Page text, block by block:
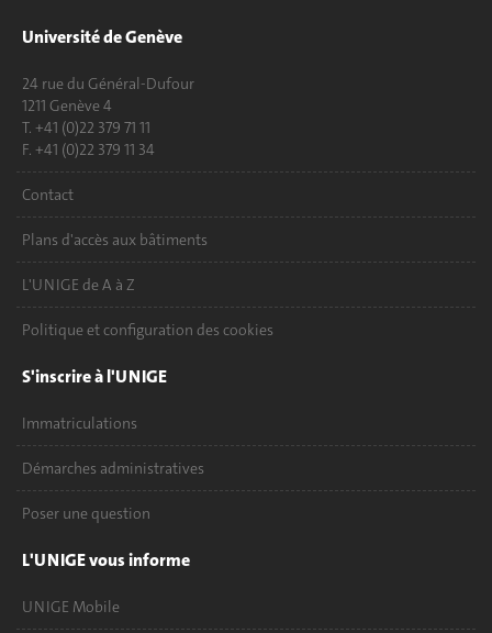
Université de Genève
24 rue du Général-Dufour
1211 Genève 4
T. +41 (0)22 379 71 11
F. +41 (0)22 379 11 34
Contact
Plans d'accès aux bâtiments
L'UNIGE de A à Z
Politique et configuration des cookies
S'inscrire à l'UNIGE
Immatriculations
Démarches administratives
Poser une question
L'UNIGE vous informe
UNIGE Mobile